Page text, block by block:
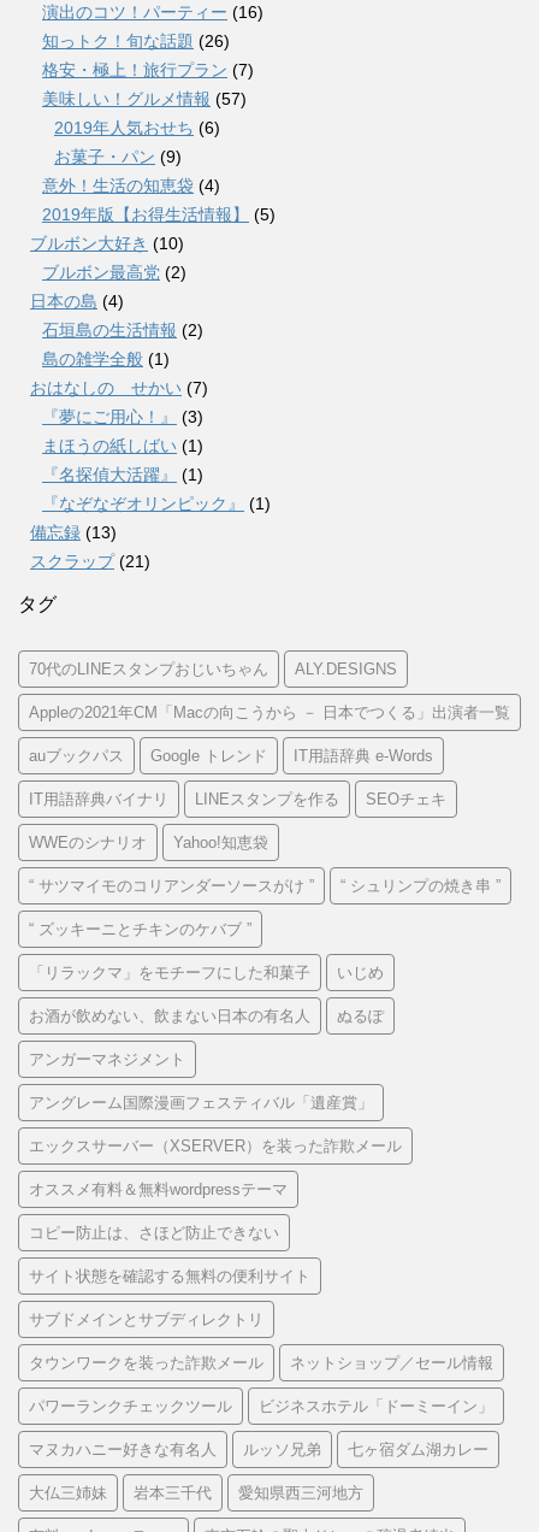
演出のコツ！パーティー (16)
知っトク！旬な話題 (26)
格安・極上！旅行プラン (7)
美味しい！グルメ情報 (57)
2019年人気おせち (6)
お菓子・パン (9)
意外！生活の知恵袋 (4)
2019年版【お得生活情報】
(5)
ブルボン大好き (10)
ブルボン最高党 (2)
日本の島 (4)
石垣島の生活情報 (2)
島の雑学全般 (1)
おはなしの せかい (7)
『夢にご用心！』
(3)
まほうの紙しばい (1)
『名探偵大活躍』
(1)
『なぞなぞオリンピック』
(1)
備忘録 (13)
スクラップ(21)
タグ
70代のLINEスタンプおじいちゃん ALY.DESIGNS
Appleの2021年CM「Macの向こうから － 日本でつくる」出演者一覧
auブックパス Google トレンド IT用語辞典 e-Words
IT用語辞典バイナリ LINEスタンプを作る SEOチェキ
WWEのシナリオ Yahoo!知恵袋
“ サツマイモのコリアンダーソースがけ ” “ シュリンプの焼き串 ”
“ ズッキーニとチキンのケバブ ”
「リラックマ」をモチーフにした和菓子 いじめ
お酒が飲めない、飲まない日本の有名人 ぬるぽ
アンガーマネジメント
アングレーム国際漫画フェスティバル「遺産賞」
エックスサーバー（XSERVER）を装った詐欺メール
オススメ有料＆無料wordpressテーマ
コピー防止は、さほど防止できない
サイト状態を確認する無料の便利サイト
サブドメインとサブディレクトリ
タウンワークを装った詐欺メール ネットショップ／セール情報
パワーランクチェックツール ビジネスホテル「ドーミーイン」
マヌカハニー好きな有名人 ルッソ兄弟 七ヶ宿ダム湖カレー
大仏三姉妹 岩本三千代 愛知県西三河地方